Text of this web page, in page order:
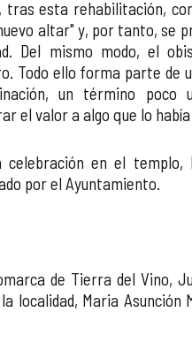
de El Cubo reabre sus puertas
tras esta rehabilitación,
altar" y, por tanto, se
Del mismo modo, el
Todo ello forma parte de
un término poco
el valor a algo que lo
celebración en el templo,
por el Ayuntamiento.
de Tierra del Vino,
localidad, Maria